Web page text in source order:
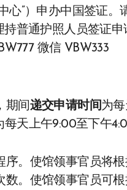
心”）申办中国签证。
持普通护照人员签证
微信 VBW333
期间递交申请时间为
每天上午9:00至下午
。使馆领事官员将
。使馆领事官员可